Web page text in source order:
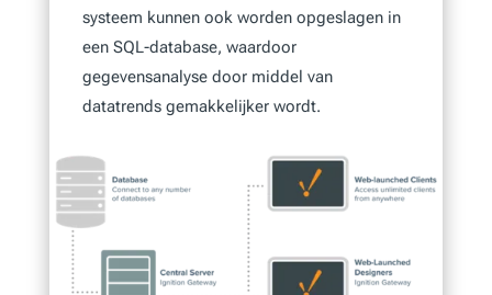
systeem kunnen ook worden opgeslagen in
een SQL-database, waardoor
gegevensanalyse door middel van
datatrends gemakkelijker wordt.